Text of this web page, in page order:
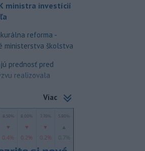
ministra investícií
reforma -
ministerstva školstva
prednosť pred
realizovala
Viac